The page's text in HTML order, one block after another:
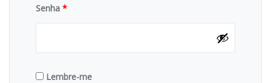
Senha *
Lembre-me